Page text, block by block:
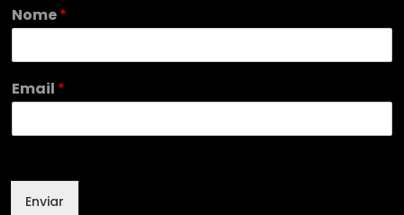
Nome*
*
N
m
Email *
Enviar